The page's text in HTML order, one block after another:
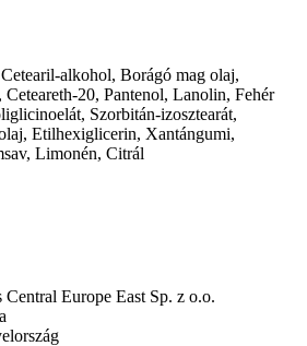
alkohol, Borágó mag olaj,
20, Pantenol, Lanolin, Fehér
Szorbitán-izosztearát,
Etilhexiglicerin, Xantángumi,
Limonén, Citrál
Europe East Sp. z o.o.